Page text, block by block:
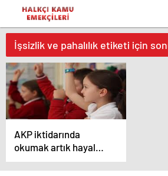
İşsizlik ve pahalılık etiketi için
AKP iktidarında
okumak artık hayal
oldu!